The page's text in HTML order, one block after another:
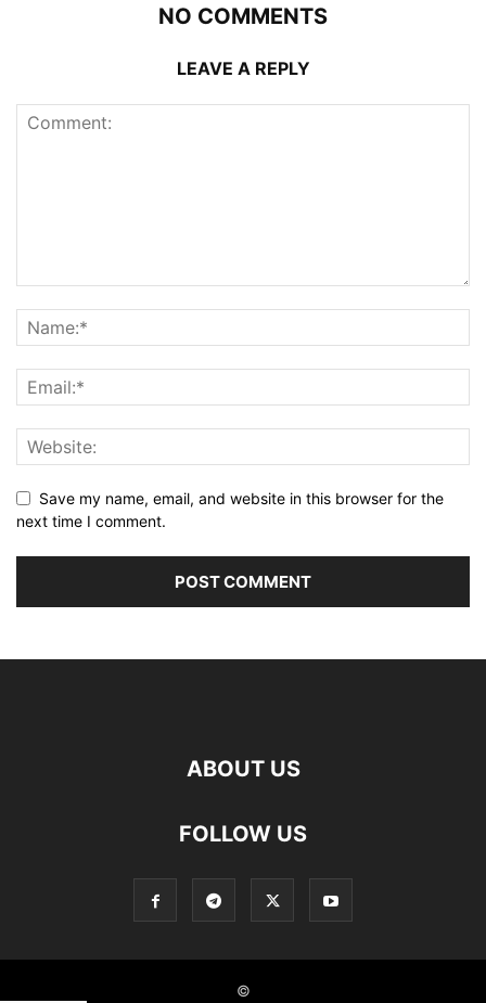
NO COMMENTS
LEAVE A REPLY
Save my name, email, and website in this browser for the
next time I comment.
ABOUT US
FOLLOW US
©